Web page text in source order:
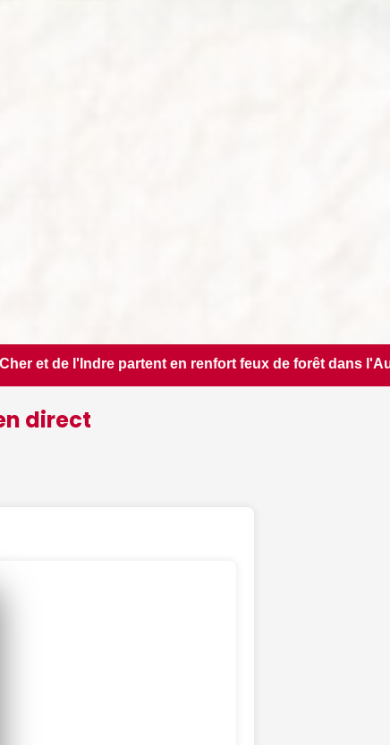
- ici.fr • 📰 iPhone 18 Pro : il sera bien plus
direct